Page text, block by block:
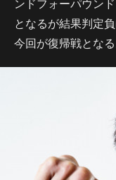
となるが結果判定
今回が復帰戦となる